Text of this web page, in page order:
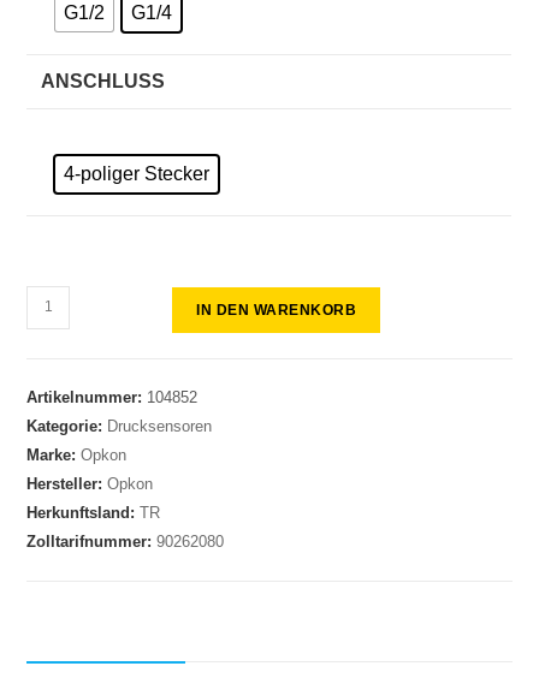
G1/2 G1/4
ANSCHLUSS
4-poliger Stecker
IN DEN WARENKORB
Artikelnummer: 104852
Kategorie: Drucksensoren
Marke:Opkon
Hersteller:Opkon
Herkunftsland:TR
Zolltarifnummer:90262080